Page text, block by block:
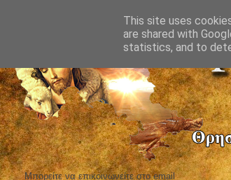
Μπορείτε να επικοινωνείτε στο email
This site uses
are shared with
statistics, and to